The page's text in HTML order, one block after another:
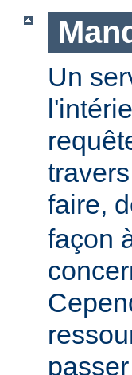
Un
faire,
façon